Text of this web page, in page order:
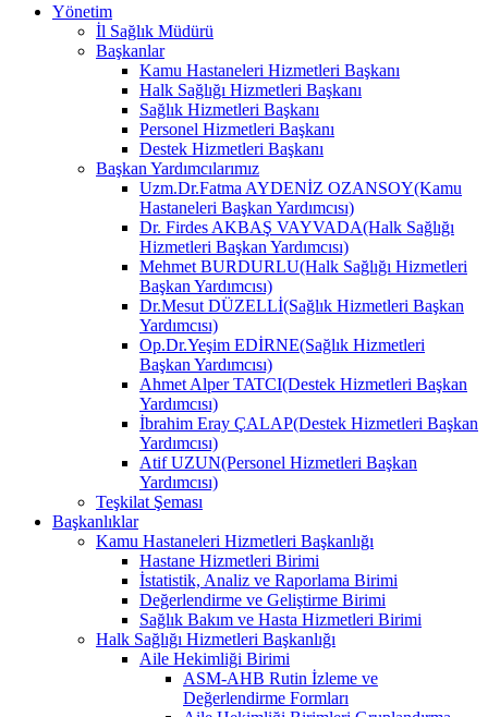
Yönetim
İl Sağlık Müdürü
Başkanlar
Kamu Hastaneleri Hizmetleri Başkanı
Halk Sağlığı Hizmetleri Başkanı
Sağlık Hizmetleri Başkanı
Personel Hizmetleri Başkanı
Destek Hizmetleri Başkanı
Başkan Yardımcılarımız
Uzm.Dr.Fatma AYDENİZ OZANSOY(Kamu
Hastaneleri Başkan Yardımcısı)
Dr. Firdes AKBAŞ VAYVADA(Halk Sağlığı
Hizmetleri Başkan Yardımcısı)
Mehmet BURDURLU(Halk Sağlığı Hizmetleri
Başkan Yardımcısı)
Dr.Mesut DÜZELLİ(Sağlık Hizmetleri Başkan
Yardımcısı)
Op.Dr.Yeşim EDİRNE(Sağlık Hizmetleri
Başkan Yardımcısı)
Ahmet Alper TATCI(Destek Hizmetleri Başkan
Yardımcısı)
İbrahim Eray ÇALAP(Destek Hizmetleri Başkan
Yardımcısı)
Atif UZUN(Personel Hizmetleri Başkan
Yardımcısı)
Teşkilat Şeması
Başkanlıklar
Kamu Hastaneleri Hizmetleri Başkanlığı
Hastane Hizmetleri Birimi
İstatistik, Analiz ve Raporlama Birimi
Değerlendirme ve Geliştirme Birimi
Sağlık Bakım ve Hasta Hizmetleri Birimi
Halk Sağlığı Hizmetleri Başkanlığı
Aile Hekimliği Birimi
ASM-AHB Rutin İzleme ve
Değerlendirme Formları